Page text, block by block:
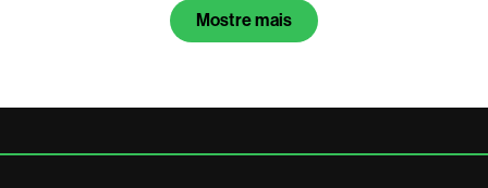
Mostre mais